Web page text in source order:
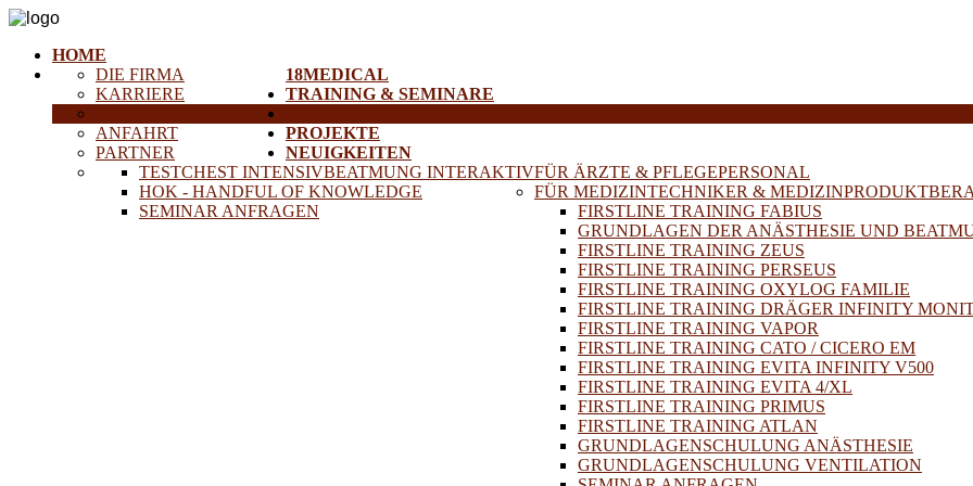
HOME
18MEDICAL
DIE FIRMA
KARRIERE
HISTORISCHE GERÄTE
ANFAHRT
PARTNER
TRAINING & SEMINARE
FÜR ÄRZTE & PFLEGEPERSONAL
TESTCHEST INTENSIVBEATMUNG INTERAKTIV
HOK - HANDFUL OF KNOWLEDGE
SEMINAR ANFRAGEN
FÜR MEDIZINTECHNIKER &
FIRSTLINE TRAINING FABIUS
GRUNDLAGEN DER ANÄSTHESIE UND
FIRSTLINE TRAINING ZEUS
FIRSTLINE TRAINING PERSEUS
FIRSTLINE TRAINING OXYLOG FAMILIE
FIRSTLINE TRAINING DRÄGER INFINITY
FIRSTLINE TRAINING VAPOR
FIRSTLINE TRAINING CATO / CICERO EM
FIRSTLINE TRAINING EVITA INFINITY V500
FIRSTLINE TRAINING EVITA 4/XL
FIRSTLINE TRAINING PRIMUS
FIRSTLINE TRAINING ATLAN
GRUNDLAGENSCHULUNG ANÄSTHESIE
GRUNDLAGENSCHULUNG VENTILATION
PROJEKTE
NEUIGKEITEN